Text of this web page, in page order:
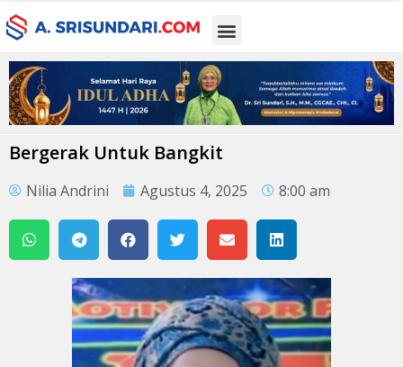
Bergerak Untuk Bangkit
Nilia Andrini Agustus 4, 2025 8:00 am